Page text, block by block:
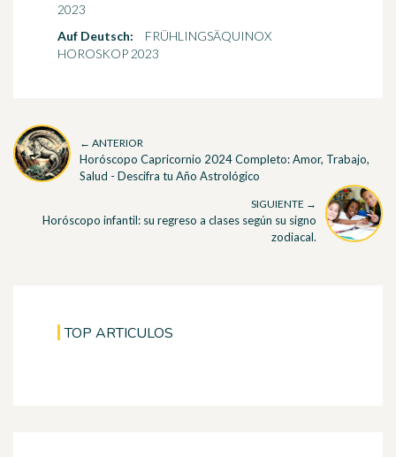
2023
Auf Deutsch:
FRÜHLINGSÄQUINOX
HOROSKOP 2023
← ANTERIOR
Horóscopo Capricornio 2024 Completo: Amor, Trabajo,
Salud - Descifra tu Año Astrológico
SIGUIENTE →
Horóscopo infantil: su regreso a clases según su signo
zodiacal.
TOP ARTICULOS